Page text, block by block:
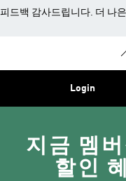
피드백 감사드립니다. 더 나
Login
지금 멤
할인